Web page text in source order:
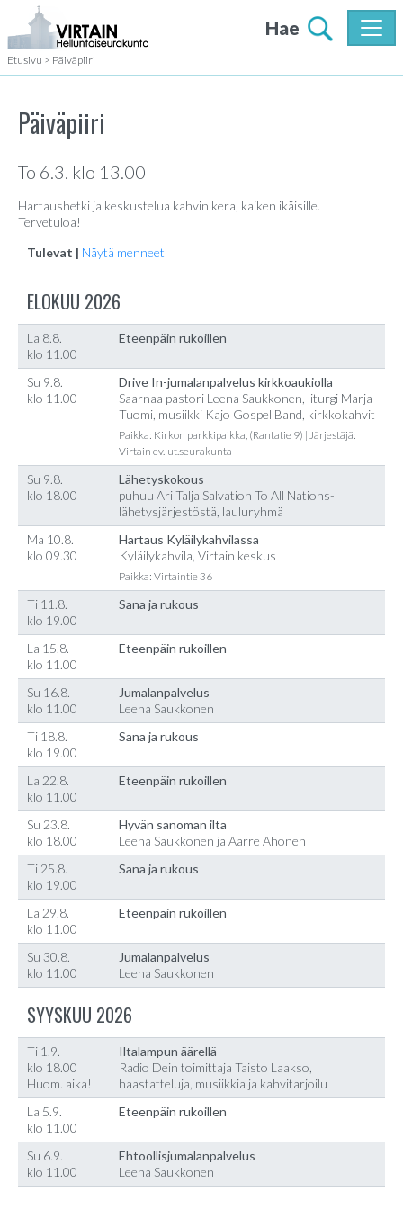
Hae
Etusivu > Päiväpiiri
Päiväpiiri
To 6.3. klo 13.00
Hartaushetki ja keskustelua kahvin kera, kaiken ikäisille.
Tervetuloa!
Tulevat | Näytä menneet
ELOKUU 2026
La 8.8.
klo 11.00
Eteenpäin rukoillen
Su 9.8.
klo 11.00
Drive In-jumalanpalvelus kirkkoaukiolla
Saarnaa pastori Leena Saukkonen, liturgi Marja
Tuomi, musiikki Kajo Gospel Band, kirkkokahvit
Paikka: Kirkon parkkipaikka, (Rantatie 9) | Järjestäjä:
Virtain ev.lut.seurakunta
Su 9.8.
klo 18.00
Lähetyskokous
puhuu Ari Talja Salvation To All Nations-
lähetysjärjestöstä, lauluryhmä
Ma 10.8.
klo 09.30
Hartaus Kyläilykahvilassa
Kyläilykahvila, Virtain keskus
Paikka: Virtaintie 36
Ti 11.8.
klo 19.00
Sana ja rukous
La 15.8.
klo 11.00
Eteenpäin rukoillen
Su 16.8.
klo 11.00
Jumalanpalvelus
Leena Saukkonen
Ti 18.8.
klo 19.00
Sana ja rukous
La 22.8.
klo 11.00
Eteenpäin rukoillen
Su 23.8.
klo 18.00
Hyvän sanoman ilta
Leena Saukkonen ja Aarre Ahonen
Ti 25.8.
klo 19.00
Sana ja rukous
La 29.8.
klo 11.00
Eteenpäin rukoillen
Su 30.8.
klo 11.00
Jumalanpalvelus
Leena Saukkonen
SYYSKUU 2026
Ti 1.9.
klo 18.00
Huom. aika!
Iltalampun äärellä
Radio Dein toimittaja Taisto Laakso,
haastatteluja, musiikkia ja kahvitarjoilu
La 5.9.
klo 11.00
Eteenpäin rukoillen
Su 6.9.
klo 11.00
Ehtoollisjumalanpalvelus
Leena Saukkonen